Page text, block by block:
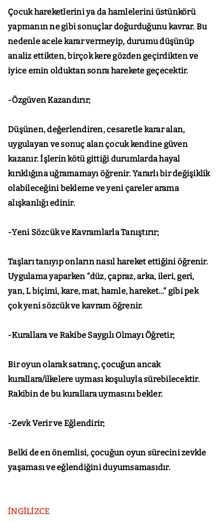
Çocuk hareketlerini ya da hamlelerini üstünkörü
yapmanın ne gibi sonuçlar doğurduğunu kavrar. Bu
nedenle acele karar vermeyip, durumu düşünüp
analiz ettikten, birçok kere gözden geçirdikten ve
iyice emin olduktan sonra harekete geçecektir.
-Özgüven Kazandırır;
Düşünen, değerlendiren, cesaretle karar alan,
uygulayan ve sonuç alan çocuk kendine güven
kazanır. İşlerin kötü gittiği durumlarda hayal
kırıklığına uğramamayı öğrenir. Yararlı bir değişiklik
olabileceğini bekleme ve yeni çareler arama
alışkanlığı edinir.
-Yeni Sözcük ve Kavramlarla Tanıştırır;
Taşları tanıyıp onların nasıl hareket ettiğini öğrenir.
Uygulama yaparken “düz, çapraz, arka, ileri, geri,
yan, L biçimi, kare, mat, hamle, hareket…” gibi pek
çok yeni sözcük ve kavram öğrenir.
-Kurallara ve Rakibe Saygılı Olmayı Öğretir;
Bir oyun olarak satranç, çocuğun ancak
kurallara/ilkelere uyması koşuluyla sürebilecektir.
Rakibin de bu kurallara uymasını bekler.
-Zevk Verir ve Eğlendirir;
Belki de en önemlisi, çocuğun oyun sürecini zevkle
yaşaması ve eğlendiğini duyumsamasıdır.
İNGİLİZCE